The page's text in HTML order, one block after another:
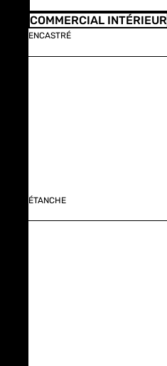
COMMERCIAL INTÉRIEUR
ENCASTRÉ
ÉTANCHE